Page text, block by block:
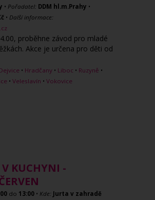
• Pořadatel: DDM hl.m.Prahy •
• Další informace:
proběhne závod pro mladé
Akce je určena pro děti od
• Hradčany • Liboc • Ruzyně •
• Veleslavín • Vokovice
KUCHYNI -
do 13:00 • Kde: Jurta v zahradě